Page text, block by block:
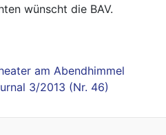
wünscht die BAV.
am Abendhimmel
3/2013 (Nr. 46)